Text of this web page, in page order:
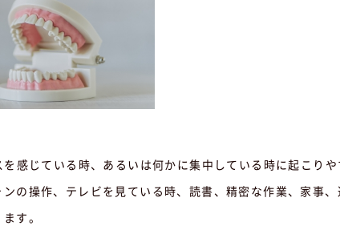
感じている時、あるいは何かに集中している時に起こりや
の操作、テレビを見ている時、読書、精密な作業、家事
す。